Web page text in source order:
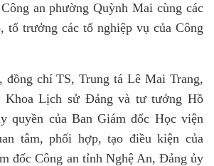
an phường Quỳnh Mai cùng các
tổ trưởng các tổ nghiệp vụ của Công
đồng chí TS, Trung tá Lê Mai Trang,
Khoa Lịch sử Đảng và tư tưởng Hồ
quyền của Ban Giám đốc Học viện
tâm, phối hợp, tạo điều kiện của
đốc Công an tỉnh Nghệ An, Đảng ủy